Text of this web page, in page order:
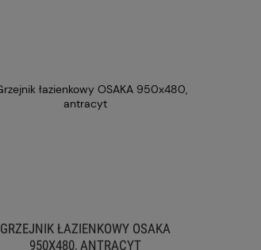
GRZEJNIK ŁAZIENKOWY OSAKA
950X480, ANTRACYT